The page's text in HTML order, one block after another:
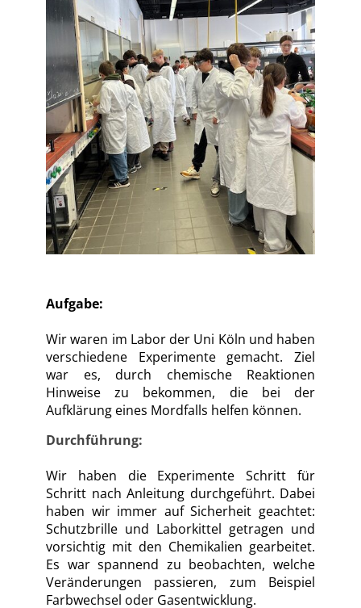
Aufgabe:
Wir waren im Labor der Uni Köln und haben
verschiedene Experimente gemacht. Ziel
war es, durch chemische Reaktionen
Hinweise zu bekommen, die bei der
Aufklärung eines Mordfalls helfen können.
Durchführung:
Wir haben die Experimente Schritt für
Schritt nach Anleitung durchgeführt. Dabei
haben wir immer auf Sicherheit geachtet:
Schutzbrille und Laborkittel getragen und
vorsichtig mit den Chemikalien gearbeitet.
Es war spannend zu beobachten, welche
Veränderungen passieren, zum Beispiel
Farbwechsel oder Gasentwicklung.